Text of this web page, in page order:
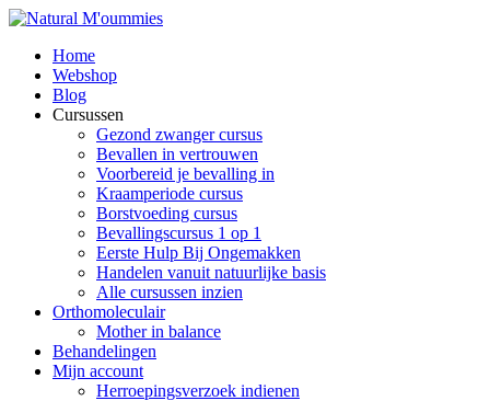
Home
Webshop
Blog
Cursussen
Gezond zwanger cursus
Bevallen in vertrouwen
Voorbereid je bevalling in
Kraamperiode cursus
Borstvoeding cursus
Bevallingscursus 1 op 1
Eerste Hulp Bij Ongemakken
Handelen vanuit natuurlijke basis
Alle cursussen inzien
Orthomoleculair
Mother in balance
Behandelingen
Mijn account
Herroepingsverzoek indienen